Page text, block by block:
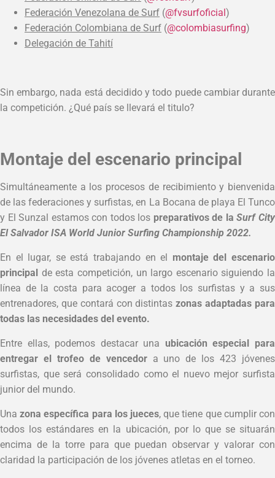
Federación Venezolana de Surf (@fvsurfoficial)
Federación Colombiana de Surf (@colombiasurfing)
Delegación de Tahití
Sin embargo, nada está decidido y todo puede cambiar durante
la competición. ¿Qué país se llevará el titulo?
Montaje del escenario principal
Simultáneamente a los procesos de recibimiento y bienvenida
de las federaciones y surfistas, en La Bocana de playa El Tunco
y El Sunzal estamos con todos los preparativos de laSurf City
El Salvador ISA World Junior Surfing Championship 2022.
En el lugar, se está trabajando en el montaje del escenario
principal de esta competición, un largo escenario siguiendo la
línea de la costa para acoger a todos los surfistas y a sus
entrenadores, que contará con distintaszonas adaptadas para
todas las necesidades del evento.
Entre ellas, podemos destacar una ubicación especial para
entregar el trofeo de vencedora uno de los 423 jóvenes
surfistas, que será consolidado como el nuevo mejor surfista
junior del mundo.
Unazona específica para los jueces, que tiene que cumplir con
todos los estándares en la ubicación, por lo que se situarán
encima de la torre para que puedan observar y valorar con
claridad la participación de los jóvenes atletas en el torneo.